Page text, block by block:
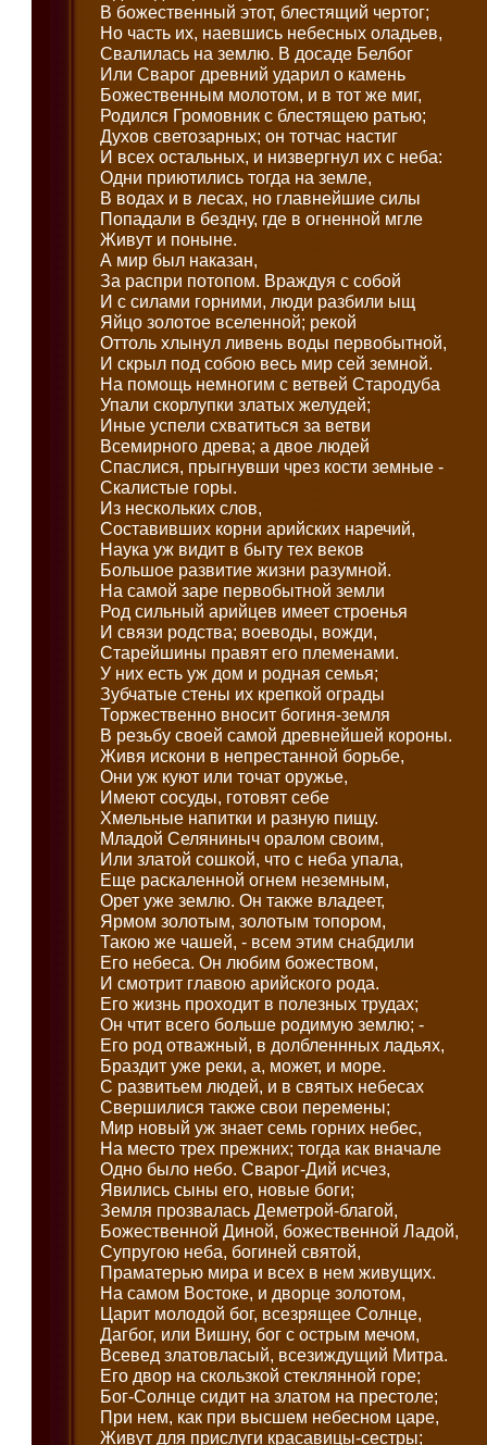
В божественный этот, блестящий чертог;
Но часть их, наевшись небесных оладьев,
Свалилась на землю. В досаде Белбог
Или Сварог древний ударил о камень
Божественным молотом, и в тот же миг,
Родился Громовник с блестящею ратью;
Духов светозарных; он тотчас настиг
И всех остальных, и низвергнул их с неба:
Одни приютились тогда на земле,
В водах и в лесах, но главнейшие силы
Попадали в бездну, где в огненной мгле
Живут и поныне.
А мир был наказан,
За распри потопом. Враждуя с собой
И с силами горними, люди разбили ыщ
Яйцо золотое вселенной; рекой
Оттоль хлынул ливень воды первобытной,
И скрыл под собою весь мир сей земной.
На помощь немногим с ветвей Стародуба
Упали скорлупки златых желудей;
Иные успели схватиться за ветви
Всемирного древа; а двое людей
Спаслися, прыгнувши чрез кости земные -
Скалистые горы.
Из нескольких слов,
Составивших корни арийских наречий,
Наука уж видит в быту тех веков
Большое развитие жизни разумной.
На самой заре первобытной земли
Род сильный арийцев имеет строенья
И связи родства; воеводы, вожди,
Старейшины правят его племенами.
У них есть уж дом и родная семья;
Зубчатые стены их крепкой ограды
Торжественно вносит богиня-земля
В резьбу своей самой древнейшей короны.
Живя искони в непрестанной борьбе,
Они уж куют или точат оружье,
Имеют сосуды, готовят себе
Хмельные напитки и разную пищу.
Младой Селяниныч оралом своим,
Или златой сошкой, что с неба упала,
Еще раскаленной огнем неземным,
Орет уже землю. Он также владеет,
Ярмом золотым, золотым топором,
Такою же чашей, - всем этим снабдили
Его небеса. Он любим божеством,
И смотрит главою арийского рода.
Его жизнь проходит в полезных трудах;
Он чтит всего больше родимую землю; -
Его род отважный, в долбленнных ладьях,
Браздит уже реки, а, может, и море.
С развитьем людей, и в святых небесах
Свершилися также свои перемены;
Мир новый уж знает семь горних небес,
На место трех прежних; тогда как вначале
Одно было небо. Сварог-Дий исчез,
Явились сыны его, новые боги;
Земля прозвалась Деметрой-благой,
Божественной Диной, божественной Ладой,
Супругою неба, богиней святой,
Праматерью мира и всех в нем живущих.
На самом Востоке, и дворце золотом,
Царит молодой бог, всезрящее Солнце,
Дагбог, или Вишну, бог с острым мечом,
Всевед златовласый, всезиждущий Митра.
Его двор на скользкой стеклянной горе;
Бог-Солнце сидит на златом на престоле;
При нем, как при высшем небесном царе,
Живут для прислуги красавицы-сестры;